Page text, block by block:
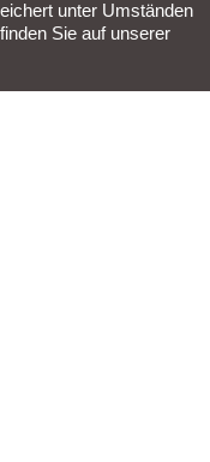
unter Umständen
Sie auf unserer